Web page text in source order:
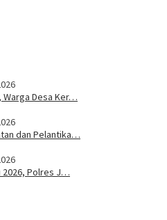
Warga Desa Ker…
dan Pelantika…
2026, Polres J…